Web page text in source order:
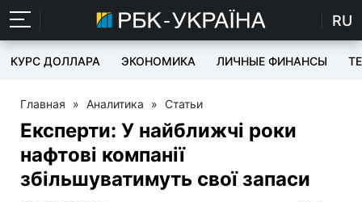
RU
КУРС ДОЛЛАРА ЭКОНОМИКА ЛИЧНЫЕ ФИНАНСЫ
Главная » Аналитика » Статьи
Експерти: У найближчі роки
нафтові компанії
збільшуватимуть свої запаси